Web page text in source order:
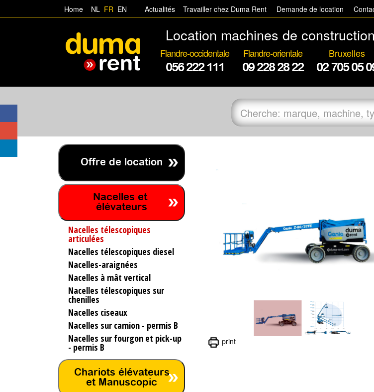
Home NL FR EN Actualités Travailler chez Duma Rent Demande de location
Location machines de
Flandre-occidentale
056 222 111
Flandre-orientale
09 228 28 22
Bruxelles
02 705 05
print
Offre de location
Nacelles et
élévateurs
Nacelles télescopiques
articulées
Nacelles télescopiques diesel
Nacelles-araignées
Nacelles à mât vertical
Nacelles télescopiques sur
chenilles
Nacelles ciseaux
Nacelles sur camion - permis B
Nacelles sur fourgon et pick-up
- permis B
Chariots élévateurs
et Manuscopic